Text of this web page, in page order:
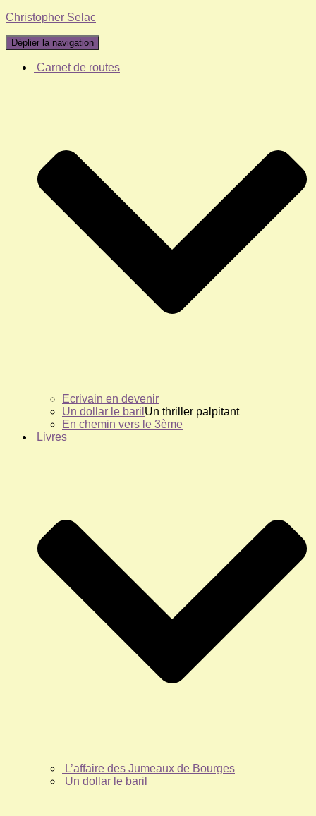
Christopher Selac
Déplier la navigation
Carnet de routes
Ecrivain en devenir
Un dollar le baril Un thriller palpitant
En chemin vers le 3ème
Livres
L’affaire des Jumeaux de Bourges
Un dollar le baril